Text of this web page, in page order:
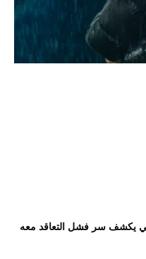
يكشف سر فشل التعاقد معه